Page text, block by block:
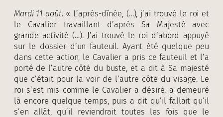
Mardi 11 août. « L’après-dînée, (…), j’ai trouvé le roi et
le Cavalier travaillant d’après Sa Majesté avec
grande activité (…). J’ai trouvé le roi d’abord appuyé
sur le dossier d’un fauteuil. Ayant été quelque peu
dans cette action, le Cavalier a pris ce fauteuil et l’a
porté de l’autre côté du buste, et a dit à Sa majesté
que c’était pour la voir de l’autre côté du visage. Le
roi s’est mis comme le Cavalier a désiré, a demeuré
là encore quelque temps, puis a dit qu’il fallait qu’il
s’en allât, qu’il reviendrait toutes les fois que le